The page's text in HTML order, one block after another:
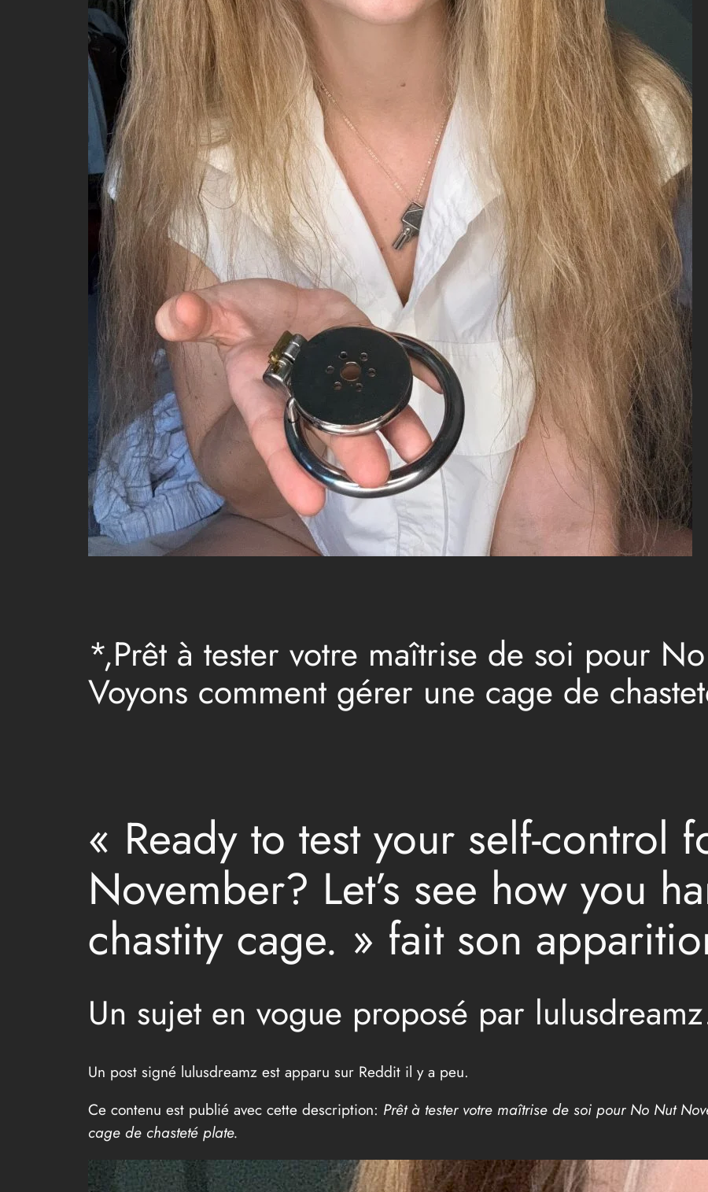
*,Prêt à tester votre maîtrise de soi pour
Voyons comment gérer une cage de
« Ready to test your self-control
November? Let’s see how you
chastity cage. » fait son
Un sujet en vogue proposé par
Un post signé lulusdreamz est apparu sur Reddit il y a peu.
Ce contenu est publié avec cette description: Prêt à tester votre maîtrise de soi pour No Nut
cage de chasteté plate.